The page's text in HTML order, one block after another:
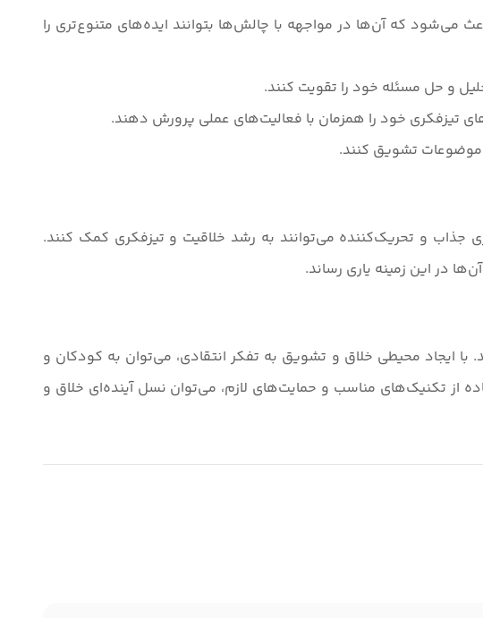
می‌شود که آن‌ها در مواجهه با چالش‌ها بتوانند ایده‌های متنوع‌تری را
و حل مسئله خود را تقویت کنند.
تیزفکری خود را همزمان با فعالیت‌های عملی پرورش دهند.
موضوعات تشویق کنند.
جذاب و تحریک‌کننده می‌توانند به رشد خلاقیت و تیزفکری کمک کنند.
در این زمینه یاری رساند.
ایجاد محیطی خلاق و تشویق به تفکر انتقادی، می‌توان به کودکان و
از تکنیک‌های مناسب و حمایت‌های لازم، می‌توان نسل آینده‌ای خلاق و